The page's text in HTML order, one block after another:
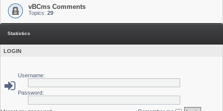
vBCms Comments
Topics: 29
Statistics
LOGIN
Username:
Password: